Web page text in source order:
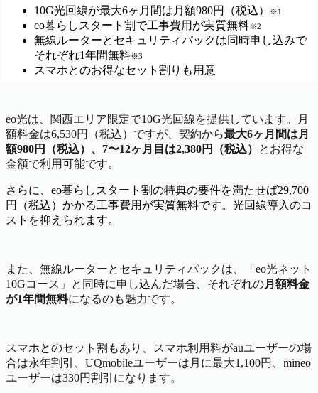
10G光回線が最大6ヶ月間は月額980円（税込） ※1
eo暮らしスタート割で工事費用が実質無料※2
無線ルーターとセキュリティパックは同時申し込みで
それぞれ1年間無料※3
スマホとのお得なセット割りも用意
eo光は、関西エリア限定で10G光回線を提供しています。月
額料金は6,530円（税込）ですが、契約から最大6ヶ月間は月
額980円（税込）、7〜12ヶ月目は2,380円（税込）
とお得な
金額で利用可能です。
さらに、eo暮らしスタート割の特典の要件を満たせば29,700
円（税込）かかる工事費用が実質無料です。光回線導入のコ
ストを抑えられます。
また、無線ルーターとセキュリティパックは、「eo光ネット
10Gコース」と同時に申し込んだ場合、それぞれの月額料金
が1年間無料になるのも魅力です。
スマホとのセット割もあり、スマホ利用料がauユーザーの場
合は永年割引、UQmobileユーザーは月に最大1,100円、mineo
ユーザーは330円割引になります。